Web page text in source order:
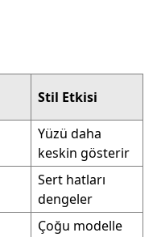
Stil Etkisi
Yüzü daha
keskin gösterir
Sert hatları
dengeler
Çoğu modelle